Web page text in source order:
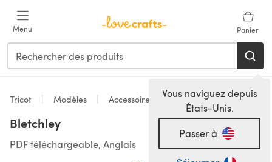
Menu Panier
Vous naviguez depuis
États-Unis.
Passer à
Tricot Modèles Accessoires
Bletchley
PDF téléchargeable, Anglais